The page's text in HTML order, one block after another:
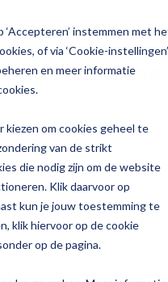
‘Accepteren’ instemmen met
of via ‘Cookie-instellingen’
en meer informatie
kiezen om cookies geheel te
van de strikt
die nodig zijn om de website
Klik daarvoor op
kun je jouw toestemming te
klik hiervoor op de cookie
op de pagina.
Journaal
Journaal staat online!
ben je volledig bijgepraat
binnen Magister.
MX-roadmap, nieuwe
absentieregistratie,
in MX. Laat je
ervaringen
en waardevolle